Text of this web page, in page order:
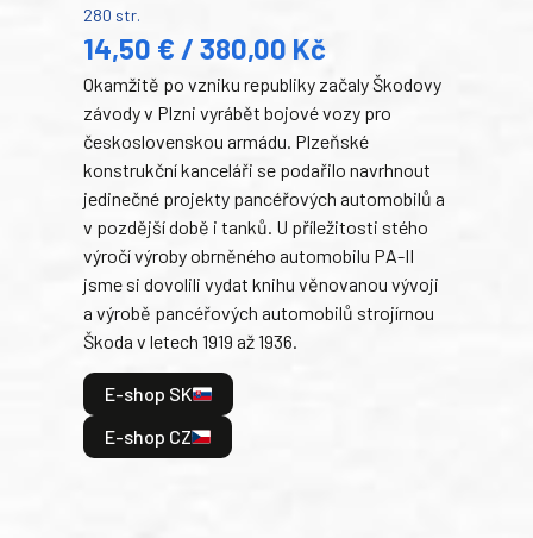
280 str.
14,50 € / 380,00 Kč
Okamžitě po vzniku republiky začaly Škodovy
závody v Plzni vyrábět bojové vozy pro
československou armádu. Plzeňské
konstrukční kanceláři se podařilo navrhnout
jedinečné projekty pancéřových automobilů a
v pozdější době i tanků. U příležitosti stého
výročí výroby obrněného automobilu PA-II
jsme si dovolili vydat knihu věnovanou vývoji
a výrobě pancéřových automobilů strojírnou
Škoda v letech 1919 až 1936.
E-shop SK
E-shop CZ